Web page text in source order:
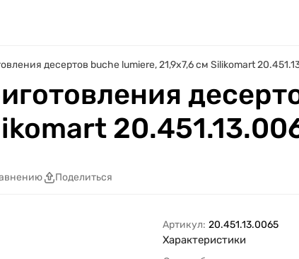
десертов buche lumiere, 21,9х7,6 см Silikomart
Поделиться
Артикул: 20.451.13.0065
Характеристики